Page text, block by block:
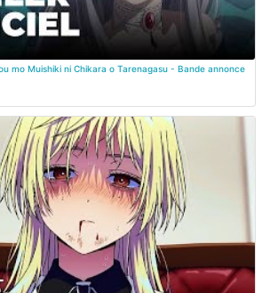
mo Muishiki ni Chikara o Tarenagasu - Bande annonce